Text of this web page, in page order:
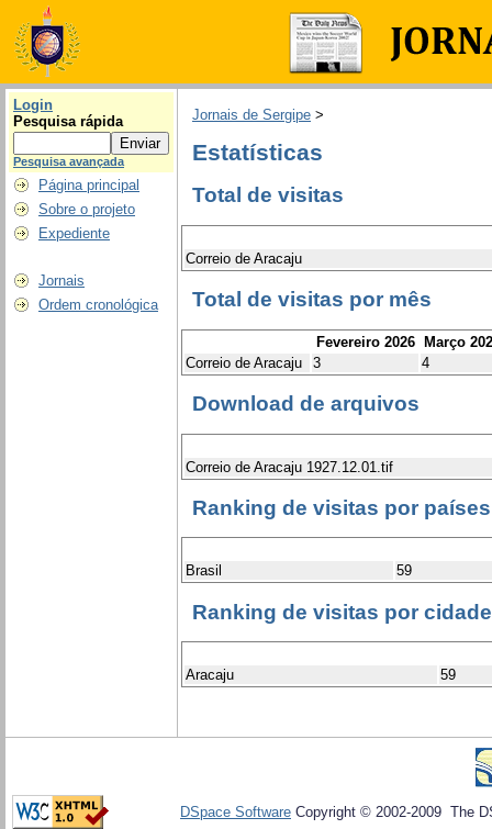
Login
Pesquisa rápida
Pesquisa avançada
Página principal
Sobre o projeto
Expediente
Jornais
Ordem cronológica
Jornais de Sergipe >
Estatísticas
Total de visitas
Correio de Aracaju
Total de visitas por mês
Fevereiro 2026 Março
Correio de Aracaju
3 4
Download de arquivos
Correio de Aracaju 1927.12.01.tif
Ranking de visitas por países
Brasil 59
Ranking de visitas por
Aracaju 59
DSpace Software Copyright © 2002-2009 The